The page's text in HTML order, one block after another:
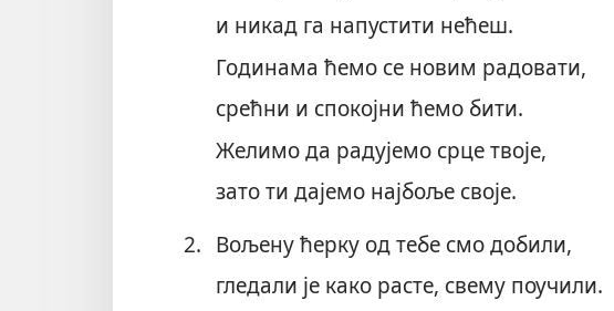
и никад га напустити нећеш.
Годинама ћемо се новим радовати,
срећни и спокојни ћемо бити.
Желимо да радујемо срце твоје,
зато ти дајемо најбоље своје.
2. Вољену ћерку од тебе смо добили,
гледали је како расте, свему поучили.